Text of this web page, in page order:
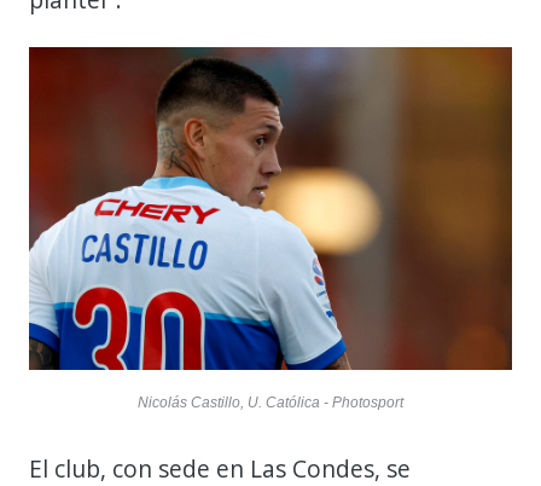
Nicolás Castillo, U. Católica - Photosport
El club, con sede en Las Condes, se